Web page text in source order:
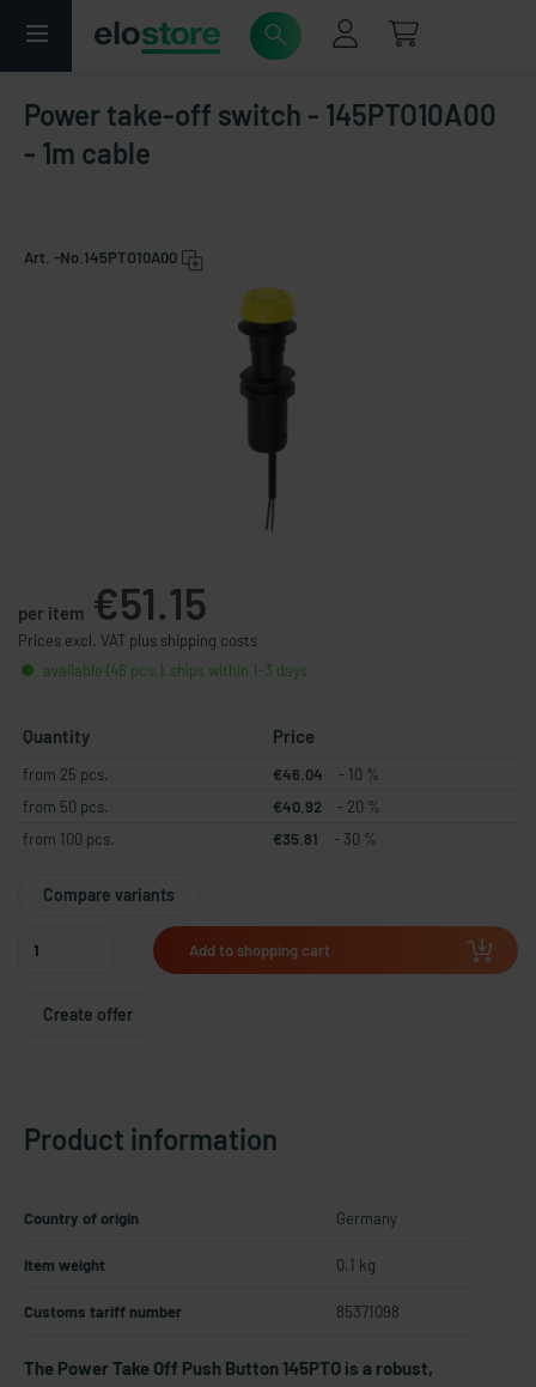
Power take-off switch - 145PTO10A00
- 1m cable
Art. -No. 145PTO10A00
per item €51.15
Prices excl. VAT plus shipping costs
available (46 pcs.), ships within 1-3 days
Quantity Price
from 25 pcs. €46.04
- 10 %
from 50 pcs.
€40.92
- 20 %
from 100 pcs.
€35.81 - 30 %
Compare variants
Add to shopping cart
Create offer
Product information
Country of origin Germany
Item weight 0.1 kg
Customs tariff number 85371098
The Power Take Off Push Button 145PTO is a robust,